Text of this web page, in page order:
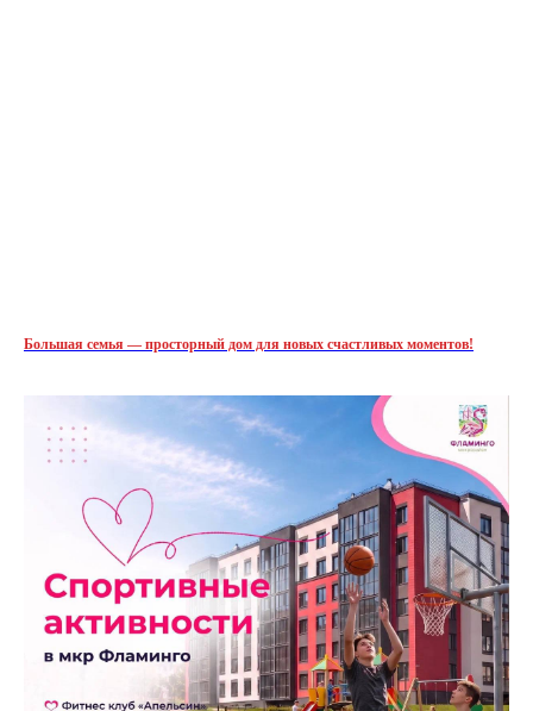
Большая семья — просторный дом для новых счастливых моментов!